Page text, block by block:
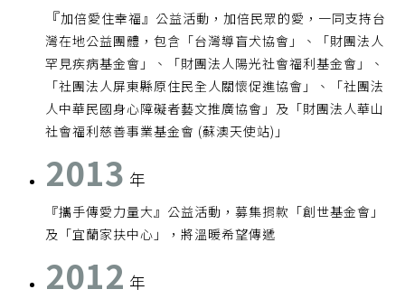
『加倍愛住幸福』公益活動，加倍民眾的愛，一同支持台
灣在地公益團體，包含「台灣導盲犬協會」、「財團法人
罕見疾病基金會」、「財團法人陽光社會福利基金會」、
「社團法人屏東縣原住民全人關懷促進協會」、「社團法
人中華民國身心障礙者藝文推廣協會」及「財團法人華山
社會福利慈善事業基金會 (蘇澳天使站)」
2013 年
『攜手傳愛力量大』公益活動，募集捐款「創世基金會」
及「宜蘭家扶中心」，將溫暖希望傳遞
2012 年